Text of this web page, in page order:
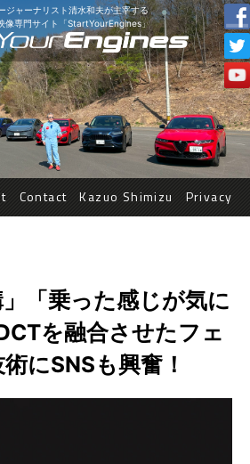
ジャーナリスト清水和夫が主宰する
像専門サイト「StartYourEngines」
Contact Kazuo Shimizu Privacy
」「乗った感じが気に
を融合させたフェ
にSNSも興奮！